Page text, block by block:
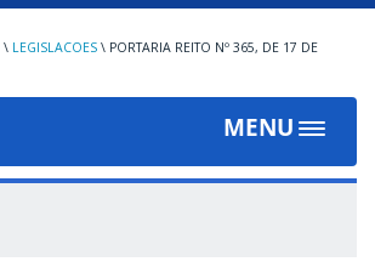
\ LEGISLACOES \ PORTARIA REITO Nº 365, DE 17 DE
MENU
Toggle